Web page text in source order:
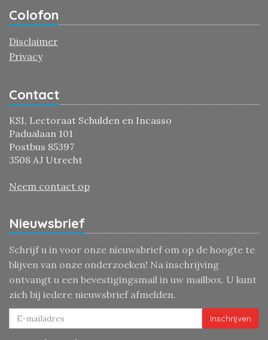
Colofon
Disclaimer
Privacy
Contact
KSI, Lectoraat Schulden en Incasso
Padualaan 101
Postbus 85397
3508 AJ Utrecht
Neem contact op
Nieuwsbrief
Schrijf u in voor onze nieuwsbrief om op de hoogte te
blijven van onze onderzoeken! Na inschrijving
ontvangt u een bevestigingsmail in uw mailbox. U kunt
zich bij iedere nieuwsbrief afmelden.
Inschrijven